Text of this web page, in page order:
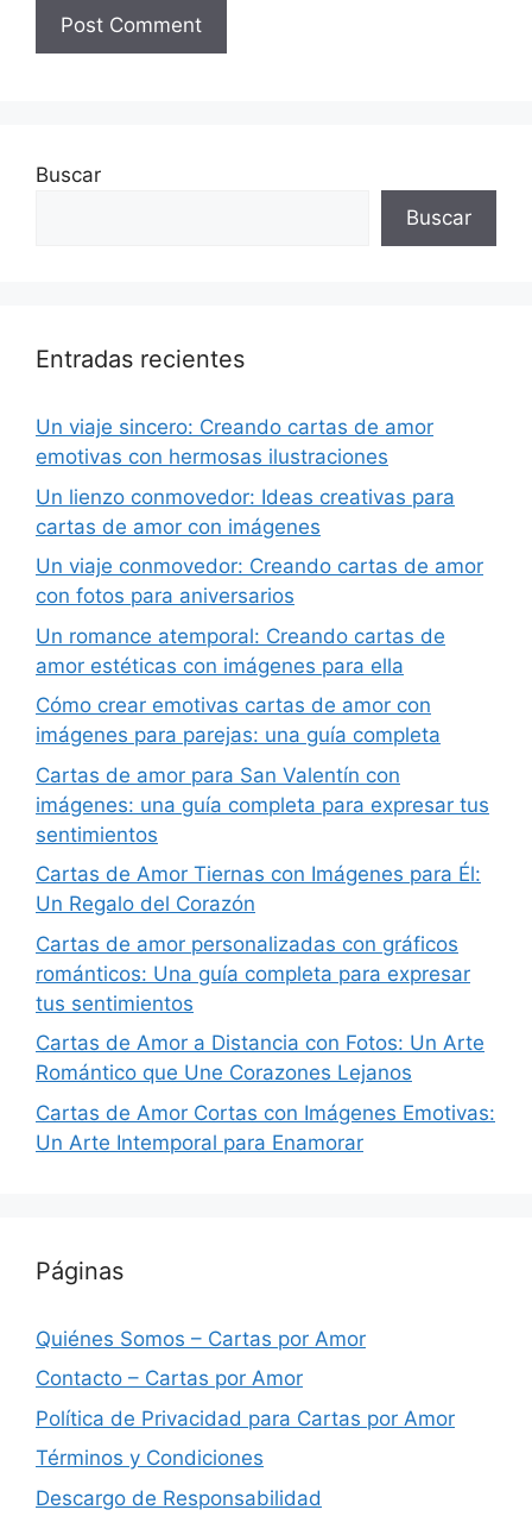
Buscar
Buscar
Entradas recientes
Un viaje sincero: Creando cartas de amor
emotivas con hermosas ilustraciones
Un lienzo conmovedor: Ideas creativas para
cartas de amor con imágenes
Un viaje conmovedor: Creando cartas de amor
con fotos para aniversarios
Un romance atemporal: Creando cartas de
amor estéticas con imágenes para ella
Cómo crear emotivas cartas de amor con
imágenes para parejas: una guía completa
Cartas de amor para San Valentín con
imágenes: una guía completa para expresar tus
sentimientos
Cartas de Amor Tiernas con Imágenes para Él:
Un Regalo del Corazón
Cartas de amor personalizadas con gráficos
románticos: Una guía completa para expresar
tus sentimientos
Cartas de Amor a Distancia con Fotos: Un Arte
Romántico que Une Corazones Lejanos
Cartas de Amor Cortas con Imágenes Emotivas:
Un Arte Intemporal para Enamorar
Páginas
Quiénes Somos – Cartas por Amor
Contacto – Cartas por Amor
Política de Privacidad para Cartas por Amor
Términos y Condiciones
Descargo de Responsabilidad